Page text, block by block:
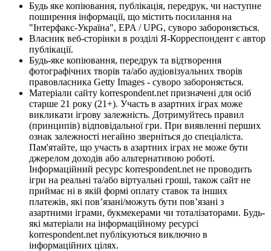
Будь яке копіювання, публікація, передрук, чи наступне
поширення інформації, що містить посилання на
"Інтерфакс-Україна", EPA / UPG, суворо забороняється.
Власник веб-сторінки в розділі Я-Корреспондент є автор
публікації.
Будь-яке копіювання, передрук та відтворення
фотографічних творів та/або аудіовізуальних творів
правовласника Getty Images - суворо забороняється.
Матеріали сайту korrespondent.net призначені для осіб
старше 21 року (21+). Участь в азартних іграх може
викликати ігрову залежність. Дотримуйтесь правил
(принципів) відповідальної гри. При виявленні перших
ознак залежності негайно зверніться до спеціаліста.
Пам'ятайте, що участь в азартних іграх не може бути
джерелом доходів або альтернативою роботі.
Інформаційний ресурс korrespondent.net не проводить
ігри на реальні та/або віртуальні гроші, також сайт не
приймає ні в якій формі оплату ставок та інших
платежів, які пов’язані/можуть бути пов’язані з
азартними іграми, букмекерами чи тоталізаторами. Будь-
які матеріали на інформаційному ресурсі
korrespondent.net публікуються виключно в
інформаційних цілях.